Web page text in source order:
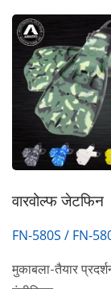
वारवोल्फ जेटफिन
FN-580S / FN-
मुकाबला-तैयार